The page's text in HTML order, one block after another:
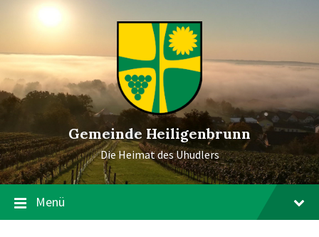
Gemeinde Heiligenbrunn
Die Heimat des Uhudlers
Menü